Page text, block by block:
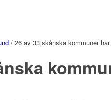
/ 26 av 33 skånska kommuner